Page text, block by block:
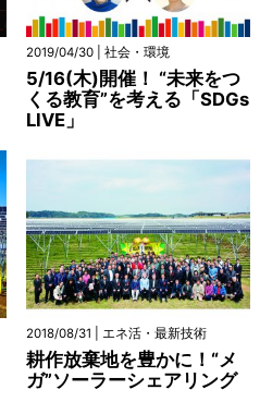
2019/04/30 | 社会・環境
5/16(木)開催！ “未来をつ
くる教育”を考える「SDGs
LIVE」
2018/08/31 | エネ活・最新技術
耕作放棄地を豊かに！“メ
ガ”ソーラーシェアリング